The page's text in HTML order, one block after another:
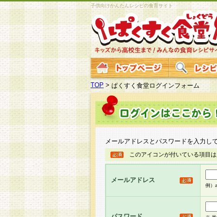
子供向けかんたんレシピの食育サイト
TOP >ぱくすく食堂ログインフォーム
メールアドレスとパスワードを入力し
このアイコンが付いている項目
メールアドレス
例）